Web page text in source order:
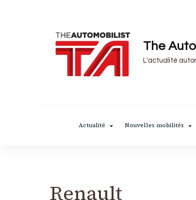
The
L'actualité
Actualité Nouvelles mobilités
Renault